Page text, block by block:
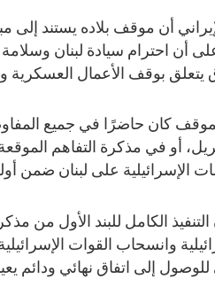
أن موقف بلاده يستند إلى
أن احترام سيادة لبنان
يتعلق بوقف الأعمال العسكرية
كان حاضرًا في جميع
الإسرائيلية على لبنان ضمن
الكامل للبند الأول من
وانسحاب القوات
إلى اتفاق نهائي ودائم